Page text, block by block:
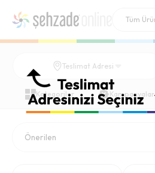
Teslimat Adresi
Kategoriler Kampanyalar